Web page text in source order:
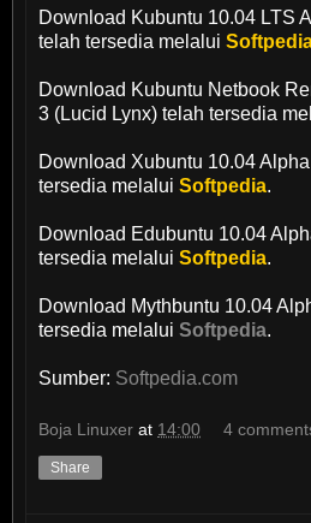
Download Kubuntu 10.04 LTS
telah tersedia melalui
Download Kubuntu Netbook
3 (Lucid Lynx) telah tersedia
Download Xubuntu 10.04
tersedia melaluiSoftpedia.
Download Edubuntu 10.04
tersedia melaluiSoftpedia.
Download Mythbuntu 10.04
tersedia melaluiSoftpedia.
Sumber: Softpedia.com
Boja Linuxer at 14:00 4
Share